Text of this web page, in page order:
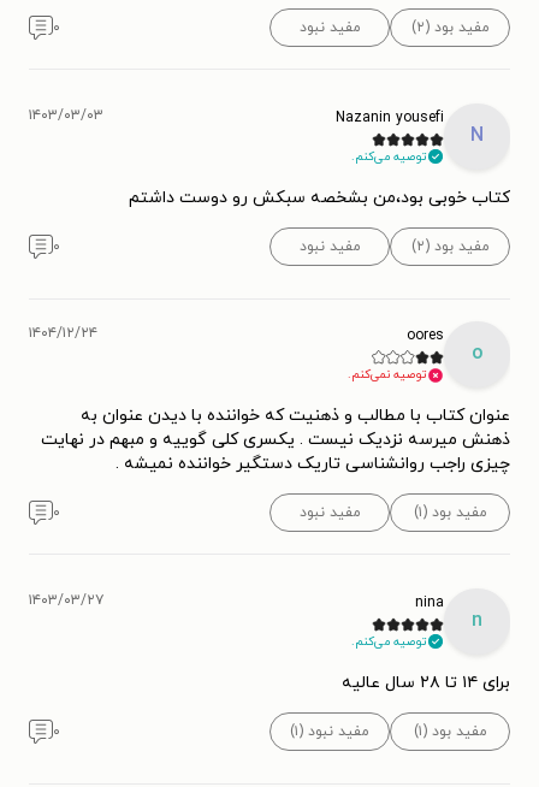
مفید بود (۲) مفید نبود ۰
N
Nazanin yousefi
توصیه می‌کنم.
۱۴۰۳/۰۳/۰۳
کتاب خوبی بود،من بشخصه سبکش رو دوست داشتم
مفید بود (۲) مفید نبود ۰
o
oores
توصیه نمی‌کنم.
۱۴۰۴/۱۲/۲۴
عنوان کتاب با مطالب و ذهنیت که خواننده با دیدن عنوان به
ذهنش میرسه نزدیک نیست . یکسری کلی گوییه و مبهم در نهایت
چیزی راجب روانشناسی تاریک دستگیر خواننده نمیشه .
مفید بود (۱) مفید نبود ۰
n
nina
توصیه می‌کنم.
۱۴۰۳/۰۳/۲۷
برای ۱۴ تا ۲۸ سال عالیه
مفید بود (۱) مفید نبود (۱) ۰